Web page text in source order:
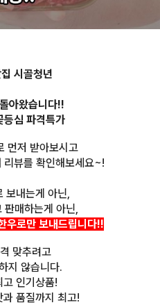
시골청년
아왔습니다!!
등심 파격특가
먼저 받아보시고
리뷰를 확인해보세요~!
보내는게 아닌,
매하는게 아닌,
우로만 보내드립니다!!
맞추려고
지 않습니다.
인기상품!
품질까지 최고!